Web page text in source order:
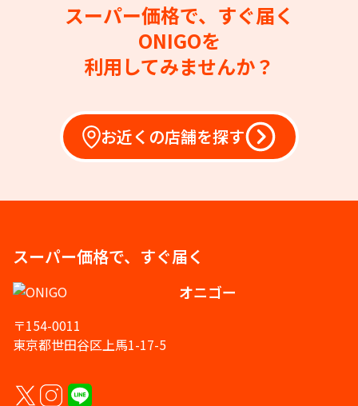
スーパー価格で、すぐ届く
ONIGOを
利用してみませんか？
お近くの店舗を探す
スーパー価格で、すぐ届く
オニゴー
〒154-0011
東京都世田谷区上馬1-17-5